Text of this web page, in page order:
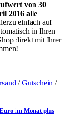
von 30
2016 alle
einfach auf
in Ihren
direkt mit Ihrer
/Gutschein /
im Monat plus